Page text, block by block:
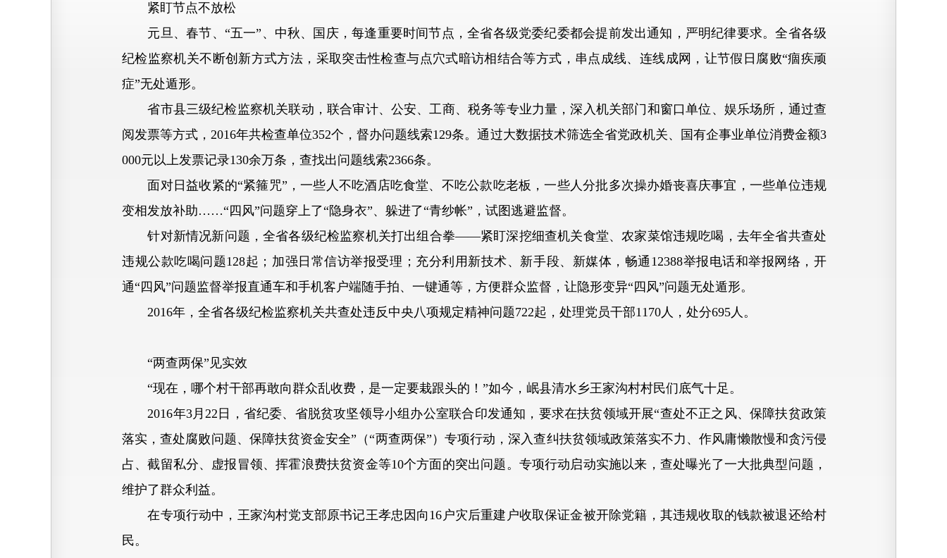
紧盯节点不放松
元旦、春节、“五一”、中秋、国庆，每逢重要时间节点，全省各级党委纪委都会提前发出通知，严明纪律要求。全省各级
纪检监察机关不断创新方式方法，采取突击性检查与点穴式暗访相结合等方式，串点成线、连线成网，让节假日腐败“痼疾顽
症”无处遁形。
省市县三级纪检监察机关联动，联合审计、公安、工商、税务等专业力量，深入机关部门和窗口单位、娱乐场所，通过查
阅发票等方式，2016年共检查单位352个，督办问题线索129条。通过大数据技术筛选全省党政机关、国有企事业单位消费金额3
000元以上发票记录130余万条，查找出问题线索2366条。
面对日益收紧的“紧箍咒”，一些人不吃酒店吃食堂、不吃公款吃老板，一些人分批多次操办婚丧喜庆事宜，一些单位违规
变相发放补助……“四风”问题穿上了“隐身衣”、躲进了“青纱帐”，试图逃避监督。
针对新情况新问题，全省各级纪检监察机关打出组合拳——紧盯深挖细查机关食堂、农家菜馆违规吃喝，去年全省共查处
违规公款吃喝问题128起；加强日常信访举报受理；充分利用新技术、新手段、新媒体，畅通12388举报电话和举报网络，开
通“四风”问题监督举报直通车和手机客户端随手拍、一键通等，方便群众监督，让隐形变异“四风”问题无处遁形。
2016年，全省各级纪检监察机关共查处违反中央八项规定精神问题722起，处理党员干部1170人，处分695人。
“两查两保”见实效
“现在，哪个村干部再敢向群众乱收费，是一定要栽跟头的！”如今，岷县清水乡王家沟村村民们底气十足。
2016年3月22日，省纪委、省脱贫攻坚领导小组办公室联合印发通知，要求在扶贫领域开展“查处不正之风、保障扶贫政策
落实，查处腐败问题、保障扶贫资金安全”（“两查两保”）专项行动，深入查纠扶贫领域政策落实不力、作风庸懒散慢和贪污侵
占、截留私分、虚报冒领、挥霍浪费扶贫资金等10个方面的突出问题。专项行动启动实施以来，查处曝光了一大批典型问题，
维护了群众利益。
在专项行动中，王家沟村党支部原书记王孝忠因向16户灾后重建户收取保证金被开除党籍，其违规收取的钱款被退还给村
民。